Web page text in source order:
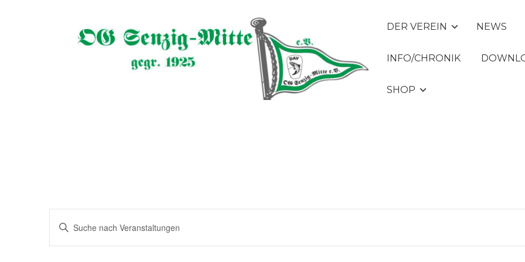
DER VEREIN NEWS
INFO/CHRONIK
SHOP
Suche
und
Schlüsselwort
Suche